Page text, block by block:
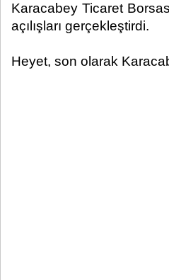
Karacabey Ticaret
açılışları gerçekleştirdi.
Heyet, son olarak